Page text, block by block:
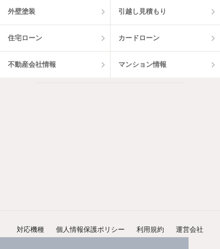
外壁塗装 引越し見積もり
住宅ローン カードローン
不動産会社情報 マンション情報
対応機種 個人情報保護ポリシー 利用規約 運営会社